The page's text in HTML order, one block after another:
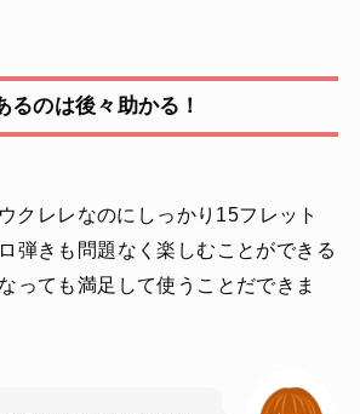
るのは後々助かる！
クレレなのにしっかり15フレット
弾きも問題なく楽しむことができる
っても満足して使うことだできま